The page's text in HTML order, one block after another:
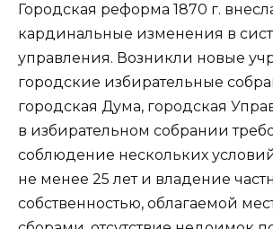
Городская реформа 1870 г.
кардинальные изменения в
управления. Возникли новые
городские избирательные
городская Дума, городская
в избирательном собрании
соблюдение нескольких условий,
не менее 25 лет и владение
собственностью, облагаемой